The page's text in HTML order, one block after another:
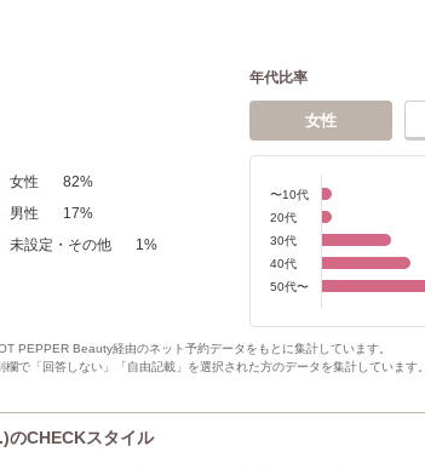
女性 82%
男性
17%
未設定・その他
1%
年代比率
女性
〜10代
20代
30代
40代
50代〜
PEPPER Beauty経由のネット予約データをもとに集計しています。
で「回答しない」「自由記載」を選択された方のデータを集計しています。
のCHECKスタイル